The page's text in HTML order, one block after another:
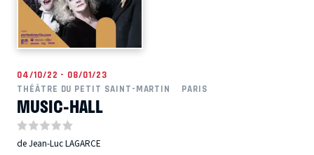
04/10/22 - 08/01/23
THÉÂTRE DU PETIT SAINT-MARTIN
PARIS
MUSIC-HALL
de Jean-Luc LAGARCE